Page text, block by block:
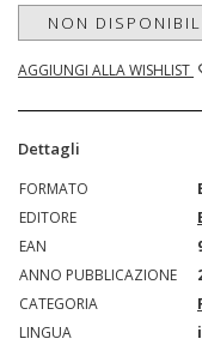
NON
AGGIUNGI ALLA WISHLIST
Dettagli
FORMATO
EDITORE
EAN
ANNO PUBBLICAZIONE
CATEGORIA
LINGUA